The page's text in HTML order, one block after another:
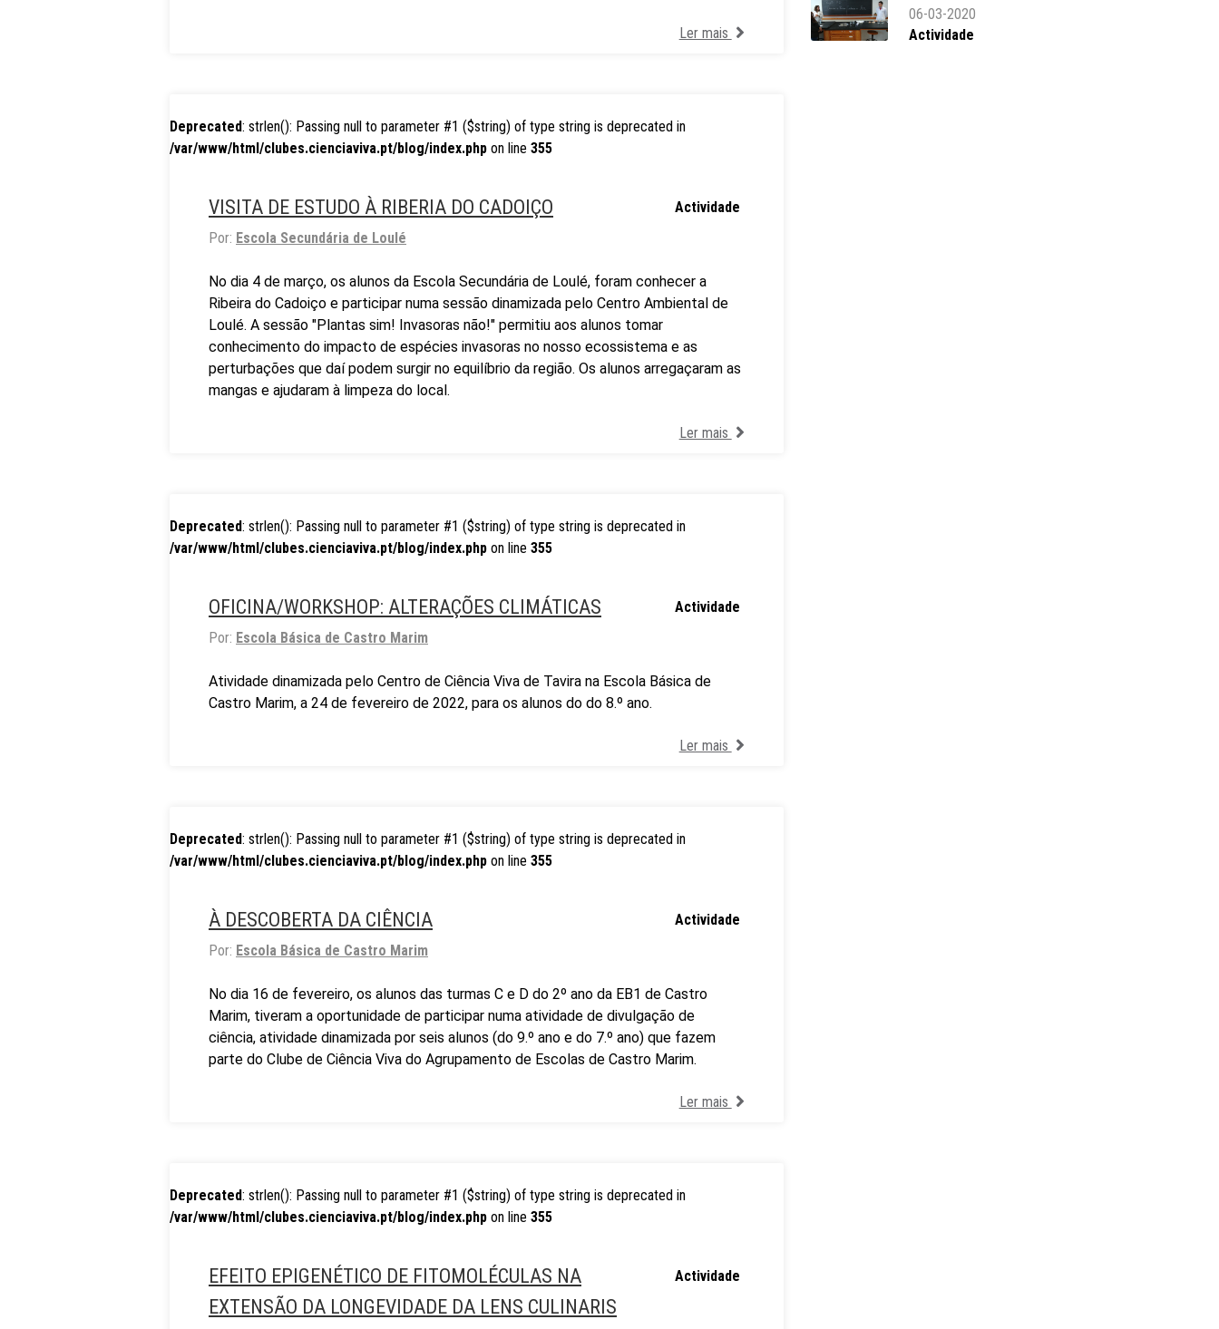
Ler mais
Deprecated: strlen(): Passing null to parameter #1 ($string) of type string is deprecated in
/var/www/html/clubes.cienciaviva.pt/blog/index.php on line 355
Actividade
VISITA DE ESTUDO À RIBERIA DO CADOIÇO
Por: Escola Secundária de Loulé
No dia 4 de março, os alunos da Escola Secundária de Loulé, foram conhecer a
Ribeira do Cadoiço e participar numa sessão dinamizada pelo Centro Ambiental de
Loulé. A sessão "Plantas sim! Invasoras não!" permitiu aos alunos tomar
conhecimento do impacto de espécies invasoras no nosso ecossistema e as
perturbações que daí podem surgir no equilíbrio da região. Os alunos arregaçaram as
mangas e ajudaram à limpeza do local.
Ler mais
Deprecated: strlen(): Passing null to parameter #1 ($string) of type string is deprecated in
/var/www/html/clubes.cienciaviva.pt/blog/index.php on line 355
Actividade
OFICINA/WORKSHOP: ALTERAÇÕES CLIMÁTICAS
Por: Escola Básica de Castro Marim
Atividade dinamizada pelo Centro de Ciência Viva de Tavira na Escola Básica de
Castro Marim, a 24 de fevereiro de 2022, para os alunos do do 8.º ano.
Ler mais
Deprecated: strlen(): Passing null to parameter #1 ($string) of type string is deprecated in
/var/www/html/clubes.cienciaviva.pt/blog/index.php on line 355
Actividade
À DESCOBERTA DA CIÊNCIA
Por: Escola Básica de Castro Marim
No dia 16 de fevereiro, os alunos das turmas C e D do 2º ano da EB1 de Castro
Marim, tiveram a oportunidade de participar numa atividade de divulgação de
ciência, atividade dinamizada por seis alunos (do 9.º ano e do 7.º ano) que fazem
parte do Clube de Ciência Viva do Agrupamento de Escolas de Castro Marim.
Ler mais
Deprecated: strlen(): Passing null to parameter #1 ($string) of type string is deprecated in
/var/www/html/clubes.cienciaviva.pt/blog/index.php on line 355
Actividade
EFEITO EPIGENÉTICO DE FITOMOLÉCULAS NA
EXTENSÃO DA LONGEVIDADE DA LENS CULINARIS
06-03-2020
Actividade